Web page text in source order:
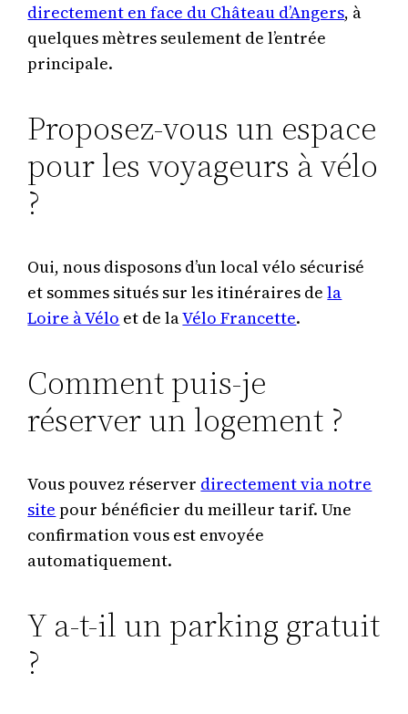
directement en face du Château d’Angers, à
quelques mètres seulement de l’entrée
principale.
Proposez-vous un espace
pour les voyageurs à vélo
?
Oui, nous disposons d’un local vélo sécurisé
et sommes situés sur les itinéraires dela
Loire à Vélo et de laVélo Francette.
Comment puis-je
réserver un logement ?
Vous pouvez réserver directement via notre
site pour bénéficier du meilleur tarif. Une
confirmation vous est envoyée
automatiquement.
Y a-t-il un parking gratuit
?